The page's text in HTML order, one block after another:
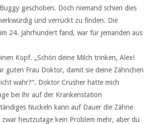
geschoben. Doch niemand schien dies
und verrückt zu finden. Die
24. Jahrhundert fand, war für jemanden aus
Kopf. „Schön deine Milch trinken, Alex!
guten Frau Doktor, damit sie deine Zähnchen
wahr?“. Doktor Crusher hatte mich
bei ihr auf der Krankenstation
Nuckeln kann auf Dauer die Zähne
zwar heutzutage kein Problem mehr, aber du